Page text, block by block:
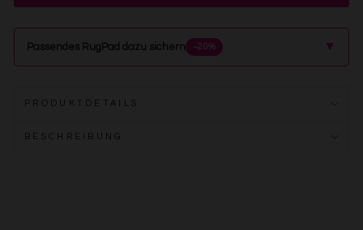
Passendes RugPad dazu sichern −20% ▲
PRODUKTDETAILS
BESCHREIBUNG